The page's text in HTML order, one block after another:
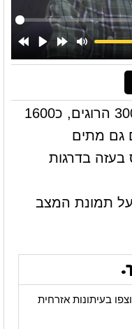
מאתמול בבוקר נספרו מעל 300 הרוגים, כ1600
גם מתים
בדרגות
על תמונת המצב
בעיתונות אזרחית